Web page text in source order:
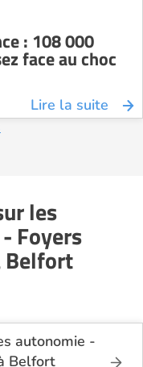
: 108 000
face au choc
Lire la suite
les
Foyers
Belfort
autonomie -
Belfort